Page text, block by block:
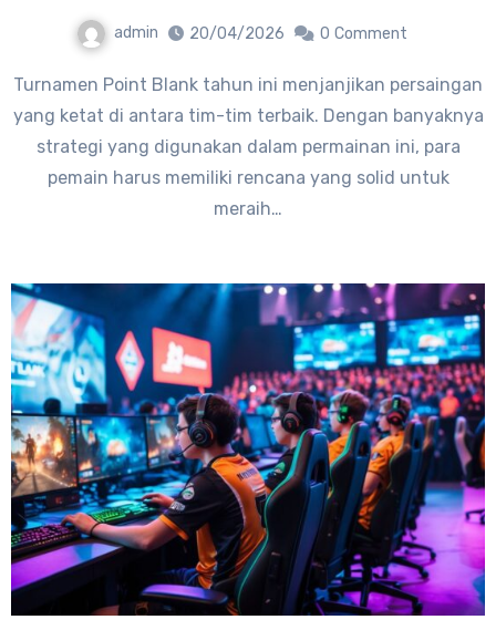
admin 20/04/2026 0 Comment
Turnamen Point Blank tahun ini menjanjikan persaingan
yang ketat di antara tim-tim terbaik. Dengan banyaknya
strategi yang digunakan dalam permainan ini, para
pemain harus memiliki rencana yang solid untuk
meraih…